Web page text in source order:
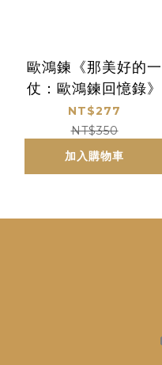
歐鴻鍊《那美好的一
仗：歐鴻鍊回憶錄》
NT$277
NT$350
加入購物車